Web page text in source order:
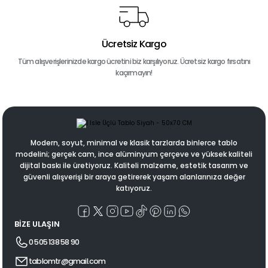
Ücretsiz Kargo
Tüm alışverişlerinizde kargo ücretini biz karşılıyoruz. Ücretsiz kargo fırsatını
kaçırmayın!
Modern, soyut, minimal ve klasik tarzlarda binlerce tablo
modelini; gerçek cam, ince alüminyum çerçeve ve yüksek kaliteli
dijital baskı ile üretiyoruz. Kaliteli malzeme, estetik tasarım ve
güvenli alışverişi bir araya getirerek yaşam alanlarınıza değer
katıyoruz.
BİZE ULAŞIN
0 505 138 58 90
tablomtr@gmail.com